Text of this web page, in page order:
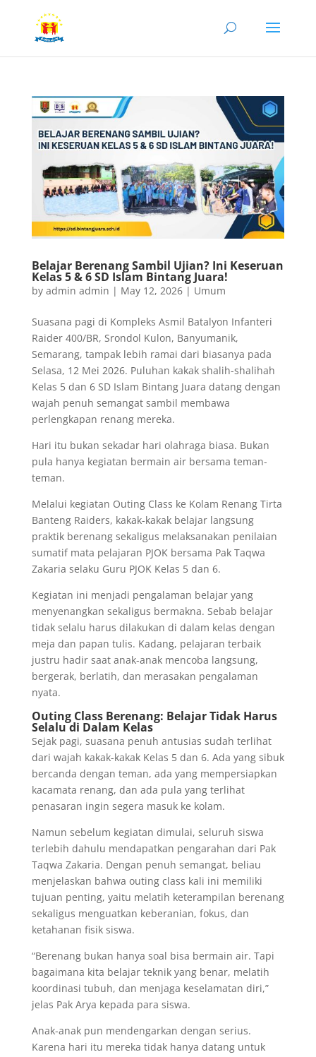
Belajar Berenang Sambil Ujian? Ini Keseruan
Kelas 5 & 6 SD Islam Bintang Juara!
by admin admin | May 12, 2026| Umum
Suasana pagi di Kompleks Asmil Batalyon Infanteri
Raider 400/BR, Srondol Kulon, Banyumanik,
Semarang, tampak lebih ramai dari biasanya pada
Selasa, 12 Mei 2026. Puluhan kakak shalih-shalihah
Kelas 5 dan 6 SD Islam Bintang Juara datang dengan
wajah penuh semangat sambil membawa
perlengkapan renang mereka.
Hari itu bukan sekadar hari olahraga biasa. Bukan
pula hanya kegiatan bermain air bersama teman-
teman.
Melalui kegiatan Outing Class ke Kolam Renang Tirta
Banteng Raiders, kakak-kakak belajar langsung
praktik berenang sekaligus melaksanakan penilaian
sumatif mata pelajaran PJOK bersama Pak Taqwa
Zakaria selaku Guru PJOK Kelas 5 dan 6.
Kegiatan ini menjadi pengalaman belajar yang
menyenangkan sekaligus bermakna. Sebab belajar
tidak selalu harus dilakukan di dalam kelas dengan
meja dan papan tulis. Kadang, pelajaran terbaik
justru hadir saat anak-anak mencoba langsung,
bergerak, berlatih, dan merasakan pengalaman
nyata.
Outing Class Berenang: Belajar Tidak Harus
Selalu di Dalam Kelas
Sejak pagi, suasana penuh antusias sudah terlihat
dari wajah kakak-kakak Kelas 5 dan 6. Ada yang sibuk
bercanda dengan teman, ada yang mempersiapkan
kacamata renang, dan ada pula yang terlihat
penasaran ingin segera masuk ke kolam.
Namun sebelum kegiatan dimulai, seluruh siswa
terlebih dahulu mendapatkan pengarahan dari Pak
Taqwa Zakaria. Dengan penuh semangat, beliau
menjelaskan bahwa outing class kali ini memiliki
tujuan penting, yaitu melatih keterampilan berenang
sekaligus menguatkan keberanian, fokus, dan
ketahanan fisik siswa.
“Berenang bukan hanya soal bisa bermain air. Tapi
bagaimana kita belajar teknik yang benar, melatih
koordinasi tubuh, dan menjaga keselamatan diri,”
jelas Pak Arya kepada para siswa.
Anak-anak pun mendengarkan dengan serius.
Karena hari itu mereka tidak hanya datang untuk